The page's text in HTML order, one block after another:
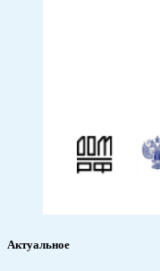
Актуальное